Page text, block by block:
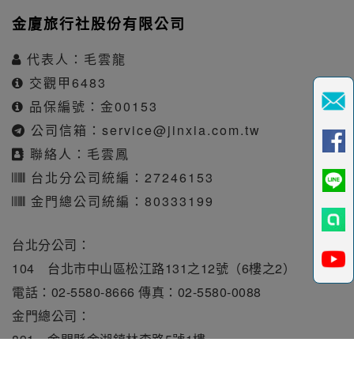
金廈旅行社股份有限公司
代表人：毛雲龍
交觀甲6483
品保編號：金00153
公司信箱： service@jinxia.com.tw
聯絡人：毛雲鳳
台北分公司統編：27246153
金門總公司統編：80333199
台北分公司：
104 台北市中山區松江路131之12號（6樓之2）
電話：02-5580-8666 傳真：02-5580-0088
金門總公司：
891 金門縣金湖鎮林森路5號1樓